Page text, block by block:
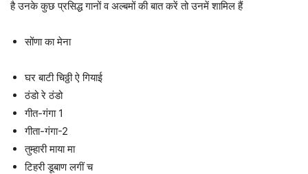
है उनके कुछ प्रसिद्ध गानों व अल्बमों की बात करें तो उनमें शामिल हैं
सोंणा का मेना
घर बाटी चिठ्ठी ऐ गियाई
ठंडो रे ठंडो
गीत-गंगा 1
गीता-गंगा-2
तुम्हारी माया मा
टिहरी डूबाण लगीं च